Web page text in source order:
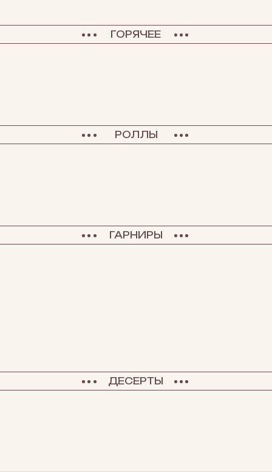
ГОРЯЧЕЕ
РОЛЛЫ
ГАРНИРЫ
ДЕСЕРТЫ